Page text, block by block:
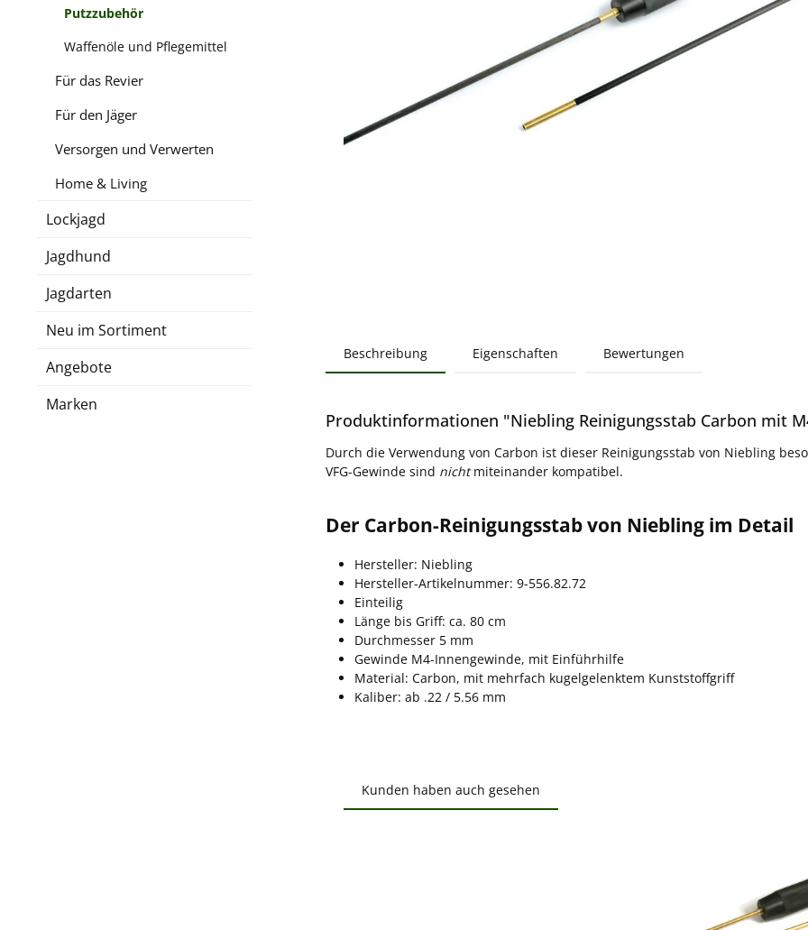
Putzzubehör
Waffenöle und Pflegemittel
Für das Revier
Für den Jäger
Versorgen und Verwerten
Home & Living
Lockjagd
Jagdhund
Jagdarten
Neu im Sortiment
Angebote
Marken
Beschreibung Eigenschaften Bewertungen
Produktinformationen "Niebling Reinigungsstab Carbon mit
Durch die Verwendung von Carbon ist dieser Reinigungsstab von Niebling
VFG-Gewinde sind nichtmiteinander kompatibel.
Der Carbon-Reinigungsstab von Niebling im Detail
Hersteller: Niebling
Hersteller-Artikelnummer: 9-556.82.72
Einteilig
Länge bis Griff: ca. 80 cm
Durchmesser 5 mm
Gewinde M4-Innengewinde, mit Einführhilfe
Material: Carbon, mit mehrfach kugelgelenktem Kunststoffgriff
Kaliber: ab .22 / 5.56 mm
Kunden haben auch gesehen